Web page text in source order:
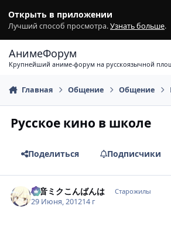
Открыть в приложении
Лучший способ просмотра.Узнать больше.
АнимеФорум
Крупнейший аниме-форум на русскоязычной
Главная Общение Общение
Русское кино в школе
Поделиться Подписчики
初音ミクこんばんは Старожилы
29 Июня, 201214 г